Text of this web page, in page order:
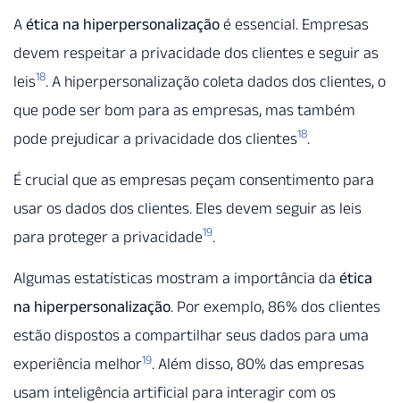
A ética na hiperpersonalização é essencial. Empresas
devem respeitar a privacidade dos clientes e seguir as
leis18. A hiperpersonalização coleta dados dos clientes, o
que pode ser bom para as empresas, mas também
pode prejudicar a privacidade dos clientes18.
É crucial que as empresas peçam consentimento para
usar os dados dos clientes. Eles devem seguir as leis
para proteger a privacidade19.
Algumas estatísticas mostram a importância da ética
na hiperpersonalização. Por exemplo, 86% dos clientes
estão dispostos a compartilhar seus dados para uma
experiência melhor19. Além disso, 80% das empresas
usam inteligência artificial para interagir com os